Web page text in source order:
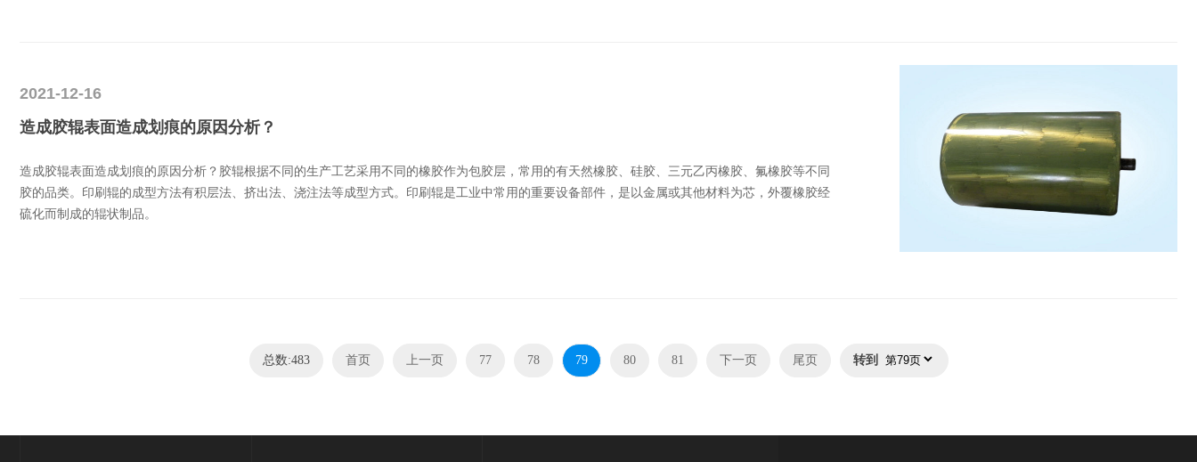
2021-12-16
造成胶辊表面造成划痕的原因分析？
造成胶辊表面造成划痕的原因分析？胶辊根据不同的生产工艺采用不同的橡胶作为包胶层，常用的有天然橡胶、硅胶、三元乙丙橡胶、氟橡胶等不同
胶的品类。印刷辊的成型方法有积层法、挤出法、浇注法等成型方式。印刷辊是工业中常用的重要设备部件，是以金属或其他材料为芯，外覆橡胶经
硫化而制成的辊状制品。
总数:483 首页 上一页 77 78 79 80 81 下一页 尾页 转到